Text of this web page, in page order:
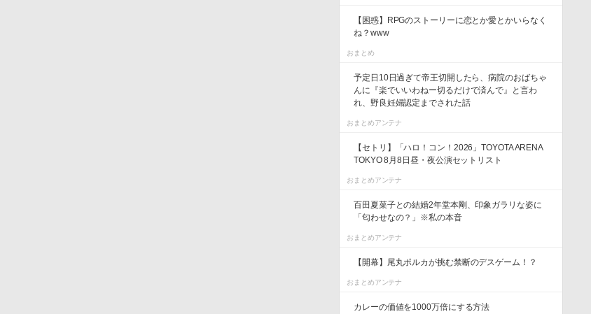
【困惑】RPGのストーリーに恋とか愛とかいらなく
ね？www
おまとめ
予定日10日過ぎて帝王切開したら、病院のおばちゃ
んに『楽でいいわねー切るだけで済んで』と言わ
れ、野良妊婦認定までされた話
おまとめアンテナ
【セトリ】「ハロ！コン！2026」TOYOTA ARENA
TOKYO 8月8日昼・夜公演セットリスト
おまとめアンテナ
百田夏菜子との結婚2年堂本剛、印象ガラリな姿に
「匂わせなの？」※私の本音
おまとめアンテナ
【開幕】尾丸ポルカが挑む禁断のデスゲーム！？
おまとめアンテナ
カレーの価値を1000万倍にする方法